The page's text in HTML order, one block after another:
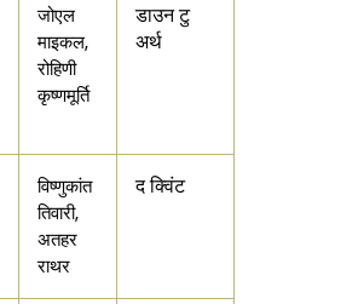
जोएल
माइकल,
रोहिणी
कृष्णमूर्ति
डाउन टु
अर्थ
विष्णुकांत
तिवारी,
अतहर
राथर
द क्विंट